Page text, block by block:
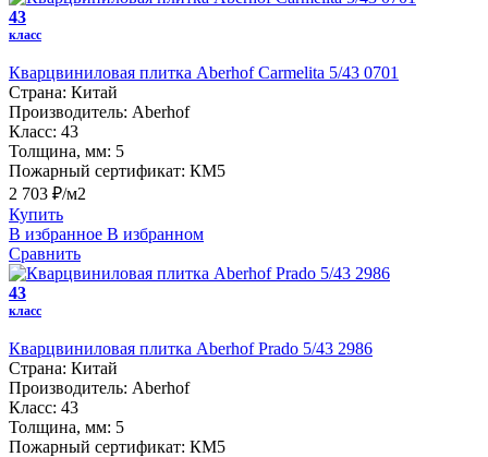
43
класс
Кварцвиниловая плитка Aberhof Carmelita 5/43 0701
Страна: Китай
Производитель: Aberhof
Класс: 43
Толщина, мм: 5
Пожарный сертификат: КМ5
2 703 ₽/м2
Купить
В избранное В избранном
Сравнить
43
класс
Кварцвиниловая плитка Aberhof Prado 5/43 2986
Страна: Китай
Производитель: Aberhof
Класс: 43
Толщина, мм: 5
Пожарный сертификат: КМ5